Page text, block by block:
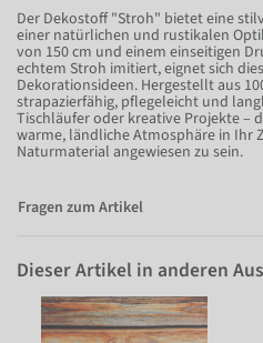
Der Dekostoff "Stroh" bietet eine
einer natürlichen und rustikalen
von 150 cm und einem einseitigen
echtem Stroh imitiert, eignet sich
Dekorationsideen. Hergestellt aus
strapazierfähig, pflegeleicht und
Tischläufer oder kreative Projekte –
warme, ländliche Atmosphäre in Ihr
Naturmaterial angewiesen zu sein.
Fragen zum Artikel
Dieser Artikel in anderen